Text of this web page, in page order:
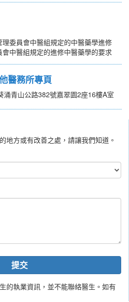
委員會中醫組規定的中醫藥學進修
中醫組規定的進修中醫藥學的要求
醫務所專頁
涌青山公路382號嘉翠園2座16樓A室
地方或有改善之處，請讓我們知道。
提交
的執業資訊，並不能聯絡醫生。如有